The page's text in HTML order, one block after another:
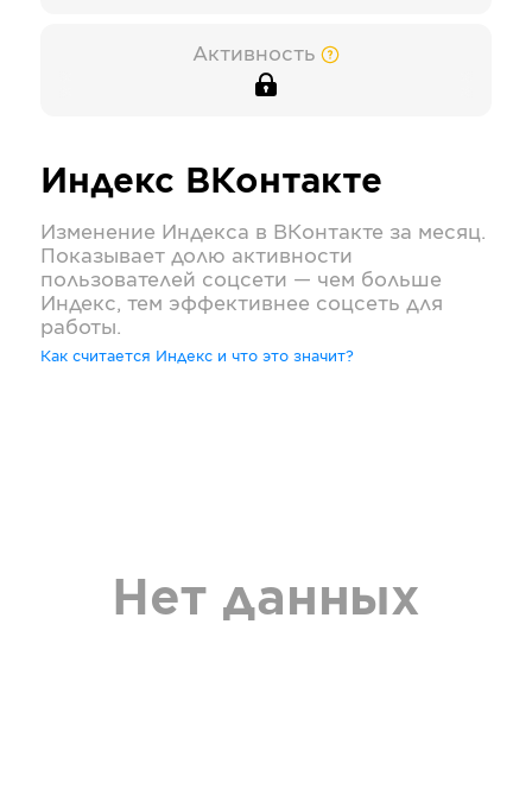
Активность
Индекс ВКонтакте
Изменение Индекса в ВКонтакте за месяц.
Показывает долю активности
пользователей соцсети — чем больше
Индекс, тем эффективнее соцсеть для
работы.
Как считается Индекс и что это значит?
Нет данных